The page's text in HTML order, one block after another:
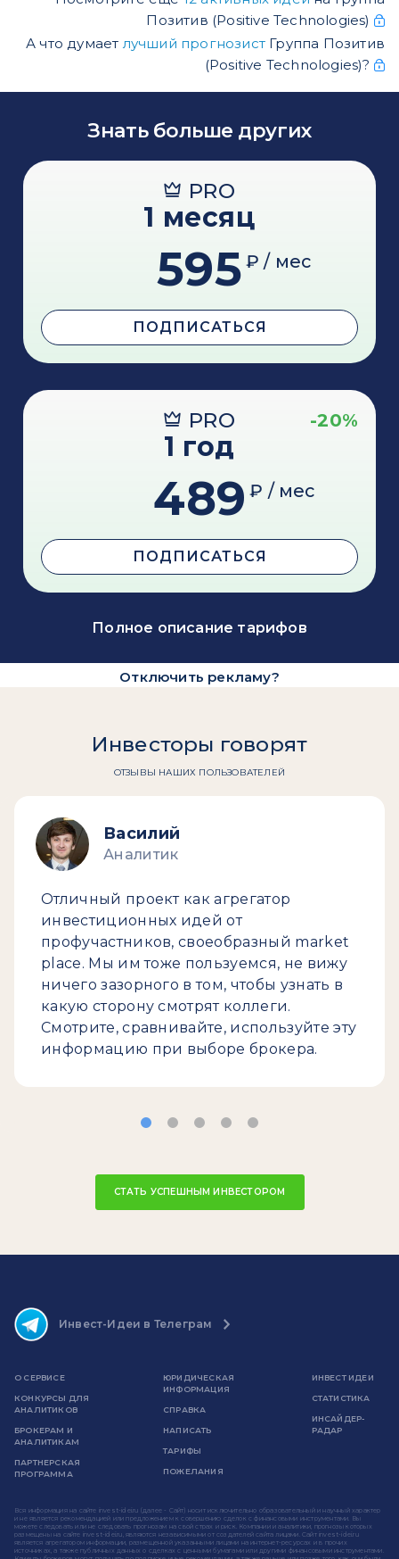
Позитив (Positive Technologies)
А что думает лучший прогнозист Группа Позитив
(Positive Technologies)?
Знать больше других
PRO
1 месяц
595 ₽ / мес
ПОДПИСАТЬСЯ
PRO -20%
1 год
489 ₽ / мес
ПОДПИСАТЬСЯ
Полное описание тарифов
Отключить рекламу?
Инвесторы говорят
ОТЗЫВЫ НАШИХ ПОЛЬЗОВАТЕЛЕЙ
Василий
Аналитик
Отличный проект как агрегатор
инвестиционных идей от
профучастников, своеобразный market
place. Мы им тоже пользуемся, не вижу
ничего зазорного в том, чтобы узнать в
какую сторону смотрят коллеги.
Смотрите, сравнивайте, используйте эту
информацию при выборе брокера.
СТАТЬ УСПЕШНЫМ ИНВЕСТОРОМ
Инвест-Идеи в Телеграм
О СЕРВИСЕ
КОНКУРСЫ ДЛЯ
АНАЛИТИКОВ
БРОКЕРАМ И
АНАЛИТИКАМ
ПАРТНЕРСКАЯ
ПРОГРАММА
ЮРИДИЧЕСКАЯ
ИНФОРМАЦИЯ
СПРАВКА
НАПИСАТЬ
ТАРИФЫ
ПОЖЕЛАНИЯ
ИНВЕСТ ИДЕИ
СТАТИСТИКА
ИНСАЙДЕР-
РАДАР
Вся информация на сайте invest-idei.ru (далее - Сайт) носит исключительно образовательный и научный характер
и не является рекомендацией или предложением к совершению сделок с финансовыми инструментами. Вы
можете следовать или не следовать прогнозам на свой страх и риск. Компании и аналитики, прогнозы которых
размещены на сайте invest-idei.ru, являются независимыми от создателей сайта лицами. Сайт invest-idei.ru
является агрегатором информации, размещенной указанными лицами на интернет-ресурсах и в прочих
источниках, а также публичных данных о сделках с ценными бумагами или другими финансовыми инструментами.